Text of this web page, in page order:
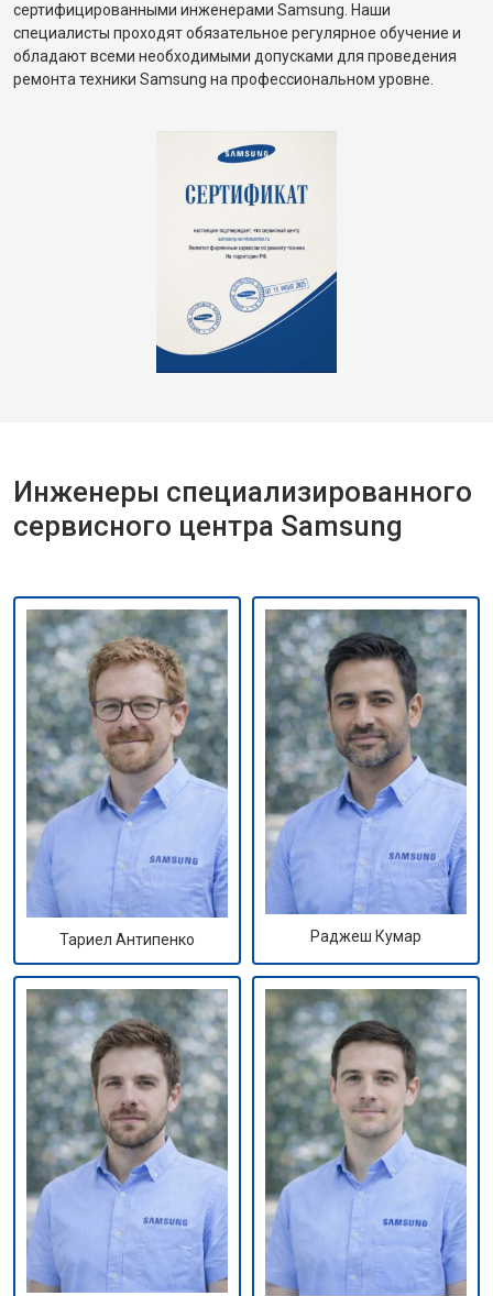
сертифицированными инженерами Samsung. Наши
специалисты проходят обязательное регулярное обучение и
обладают всеми необходимыми допусками для проведения
ремонта техники Samsung на профессиональном уровне.
Инженеры специализированного
сервисного центра Samsung
Тариел Антипенко Раджеш Кумар